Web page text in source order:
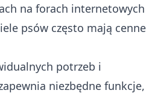
na forach internetowych
psów często mają cenne
potrzeb i
niezbędne funkcje,